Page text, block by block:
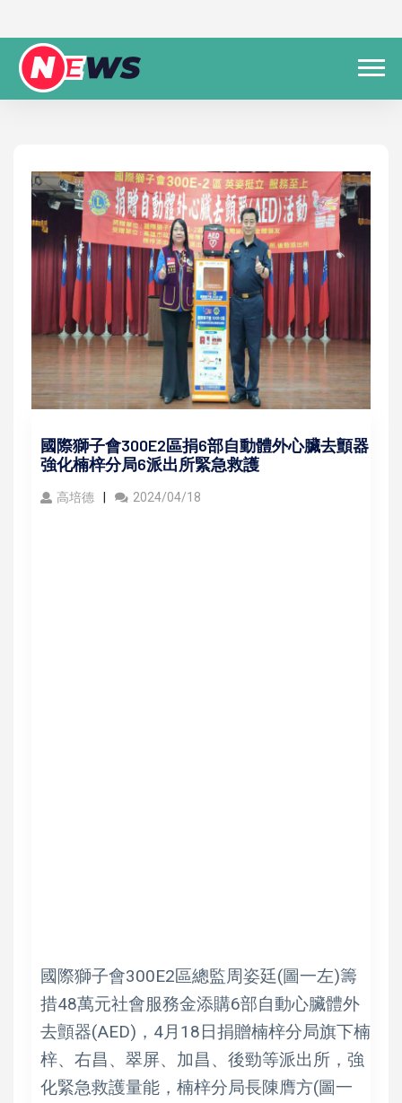
國際獅子會300E2區捐6部自動體外心臟去顫器
強化楠梓分局6派出所緊急救護
高培德 2024/04/18
國際獅子會300E2區總監周姿廷(圖一左)籌
措48萬元社會服務金添購6部自動心臟體外
去顫器(AED)，4月18日捐贈楠梓分局旗下楠
梓、右昌、翠屏、加昌、後勁等派出所，強
化緊急救護量能，楠梓分局長陳膺方(圖一